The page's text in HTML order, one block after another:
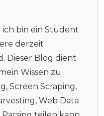
ich bin ein Student
derzeit
Dieser Blog dient
Wissen zu
Screen Scraping,
Web Data